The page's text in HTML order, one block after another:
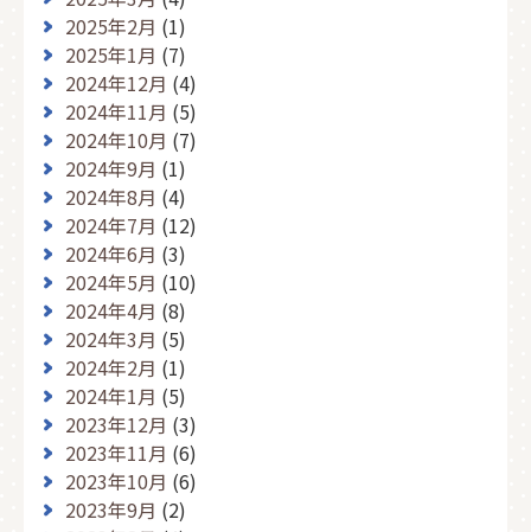
2025年2月 (1)
2025年1月 (7)
2024年12月 (4)
2024年11月 (5)
2024年10月 (7)
2024年9月 (1)
2024年8月 (4)
2024年7月 (12)
2024年6月 (3)
2024年5月 (10)
2024年4月 (8)
2024年3月 (5)
2024年2月 (1)
2024年1月 (5)
2023年12月 (3)
2023年11月 (6)
2023年10月 (6)
2023年9月 (2)